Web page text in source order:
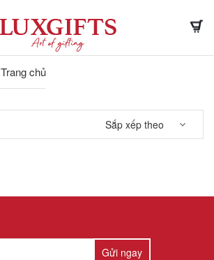
Trang chủ
Sắp xếp theo
Gửi ngay